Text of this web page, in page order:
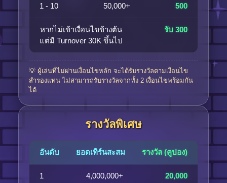
1 - 10 50,000+ 500
หากไม่เข้าเงื่อนไขข้างต้น
แต่มี Turnover 30K ขึ้นไป
รับ 300
💡 ผู้เล่นที่ไม่ผ่านเงื่อนไขหลัก จะได้รับรางวัลตามเงื่อนไข
สำรองแทน ไม่สามารถรับรางวัลจากทั้ง 2 เงื่อนไขพร้อมกัน
ได้
รางวัลพิเศษ
อันดับ ยอดเทิร์นสะสม รางวัล (คูปอง)
1 4,000,000+ 20,000